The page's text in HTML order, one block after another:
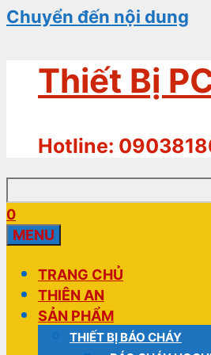
Chuyển đến nội dung
Thiết Bị
Hotline:
0
MENU
TRANG CHỦ
THIÊN AN
SẢN PHẨM
THIẾT BỊ BÁO CHÁY